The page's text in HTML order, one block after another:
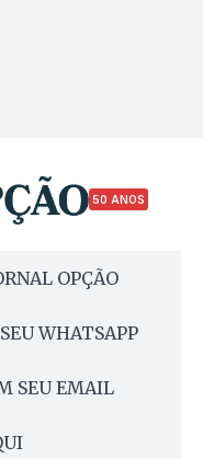
50 ANOS
OPÇÃO
WHATSAPP
SEU EMAIL